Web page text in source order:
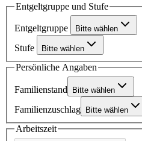
Entgeltgruppe und Stufe
Entgeltgruppe Bitte wählen
Stufe Bitte wählen
Persönliche Angaben
Familienstand Bitte wählen
Familienzuschlag Bitte wählen
Arbeitszeit